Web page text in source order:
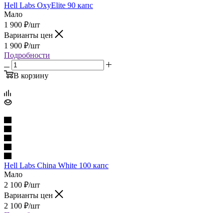
Hell Labs OxyElite 90 капс
Мало
1 900 ₽/шт
Варианты цен
1 900 ₽/шт
Подробности
В корзину
Hell Labs China White 100 капс
Мало
2 100 ₽/шт
Варианты цен
2 100 ₽/шт